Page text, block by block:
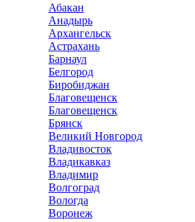
Абакан
Анадырь
Архангельск
Астрахань
Барнаул
Белгород
Биробиджан
Благовещенск
Благовещенск
Брянск
Великий Новгород
Владивосток
Владикавказ
Владимир
Волгоград
Вологда
Воронеж